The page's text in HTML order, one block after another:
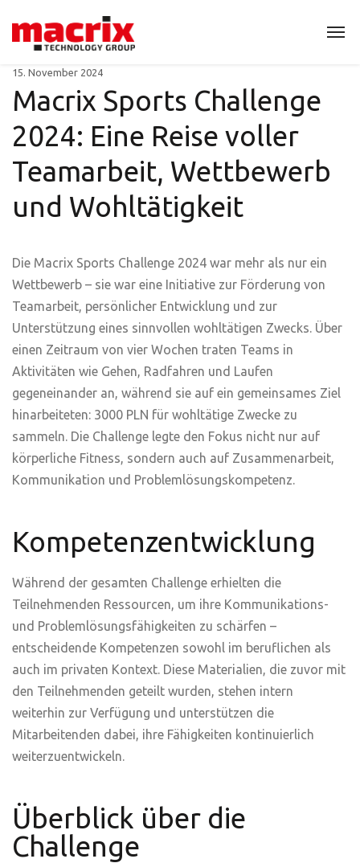
15. November 2024
Macrix Sports Challenge
2024: Eine Reise voller
Teamarbeit, Wettbewerb
und Wohltätigkeit
Die Macrix Sports Challenge 2024 war mehr als nur ein
Wettbewerb – sie war eine Initiative zur Förderung von
Teamarbeit, persönlicher Entwicklung und zur
Unterstützung eines sinnvollen wohltätigen Zwecks. Über
einen Zeitraum von vier Wochen traten Teams in
Aktivitäten wie Gehen, Radfahren und Laufen
gegeneinander an, während sie auf ein gemeinsames Ziel
hinarbeiteten: 3000 PLN für wohltätige Zwecke zu
sammeln. Die Challenge legte den Fokus nicht nur auf
körperliche Fitness, sondern auch auf Zusammenarbeit,
Kommunikation und Problemlösungskompetenz.
Kompetenzentwicklung
Während der gesamten Challenge erhielten die
Teilnehmenden Ressourcen, um ihre Kommunikations-
und Problemlösungsfähigkeiten zu schärfen –
entscheidende Kompetenzen sowohl im beruflichen als
auch im privaten Kontext. Diese Materialien, die zuvor mit
den Teilnehmenden geteilt wurden, stehen intern
weiterhin zur Verfügung und unterstützen die
Mitarbeitenden dabei, ihre Fähigkeiten kontinuierlich
weiterzuentwickeln.
Überblick über die
Challenge